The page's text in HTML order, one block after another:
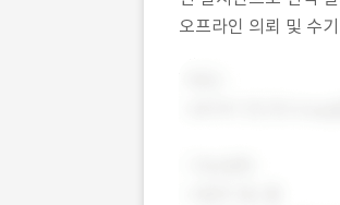
오프라인 의뢰 및 수